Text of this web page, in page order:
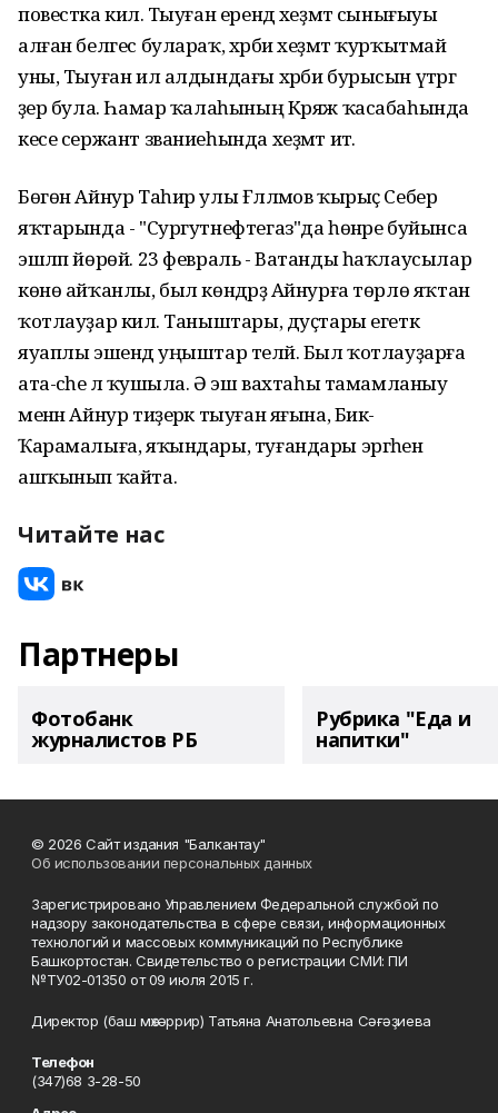
повестка килә. Тыуған ерендә хеҙмәт сынығыуы
алған белгес булараҡ, хәрби хеҙмәт ҡурҡытмай
уны, Тыуған ил алдындағы хәрби бурысын үтәргә
әҙер була. Һамар ҡалаһының Кряж ҡасабаһында
кесе сержант званиеһында хеҙмәт итә.
Бөгөн Айнур Таһир улы Ғәлләмов ҡырыҫ Себер
яҡтарында - "Сургутнефтегаз"да һөнәре буйынса
эшләп йөрөй. 23 февраль - Ватанды һаҡлаусылар
көнө айҡанлы, был көндәрҙә Айнурға төрлө яҡтан
ҡотлауҙар килә. Таныштары, дуҫтары егеткә
яуаплы эшендә уңыштар теләй. Был ҡотлауҙарға
ата-әсәһе лә ҡушыла. Ә эш вахтаһы тамамланыу
менән Айнур тиҙерәк тыуған яғына, Бик-
Ҡарамалыға, яҡындары, туғандары эргәһенә
ашҡынып ҡайта.
Читайте нас
Партнеры
Фотобанк
журналистов РБ
Рубрика "Еда и
напитки"
© 2026 Сайт издания "Балкантау"
Об использовании персональных данных
Зарегистрировано Управлением Федеральной службой по
надзору законодательства в сфере связи, информационных
технологий и массовых коммуникаций по Республике
Башкортостан. Свидетельство о регистрации СМИ: ПИ
№ТУ02-01350 от 09 июля 2015 г.
Директор (баш мөхәррир) Татьяна Анатольевна Сәғәҙиева
Телефон
(347)68 3-28-50